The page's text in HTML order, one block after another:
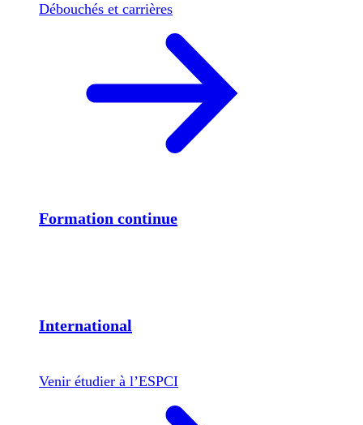
Débouchés et carrières
Formation continue
International
Venir étudier à l’ESPCI